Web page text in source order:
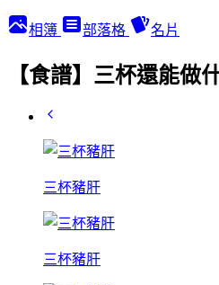
相簿 部落格 名片
【食譜】三杯還能做
三杯豬肝
三杯豬肝